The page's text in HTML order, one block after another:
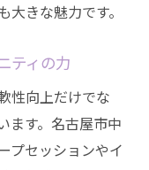
きな魅力です。
ティの力
性向上だけでな
ます。名古屋市中
プセッションやイ